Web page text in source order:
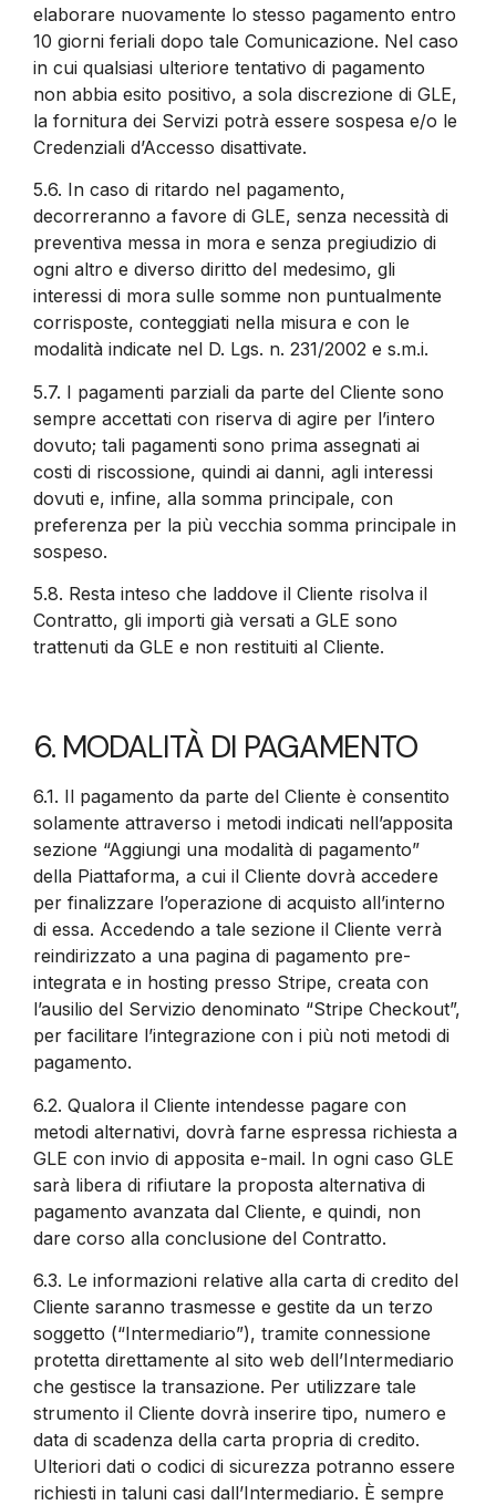
elaborare nuovamente lo stesso pagamento entro
10 giorni feriali dopo tale Comunicazione. Nel caso
in cui qualsiasi ulteriore tentativo di pagamento
non abbia esito positivo, a sola discrezione di GLE,
la fornitura dei Servizi potrà essere sospesa e/o le
Credenziali d’Accesso disattivate.
5.6. In caso di ritardo nel pagamento,
decorreranno a favore di GLE, senza necessità di
preventiva messa in mora e senza pregiudizio di
ogni altro e diverso diritto del medesimo, gli
interessi di mora sulle somme non puntualmente
corrisposte, conteggiati nella misura e con le
modalità indicate nel D. Lgs. n. 231/2002 e s.m.i.
5.7. I pagamenti parziali da parte del Cliente sono
sempre accettati con riserva di agire per l’intero
dovuto; tali pagamenti sono prima assegnati ai
costi di riscossione, quindi ai danni, agli interessi
dovuti e, infine, alla somma principale, con
preferenza per la più vecchia somma principale in
sospeso.
5.8. Resta inteso che laddove il Cliente risolva il
Contratto, gli importi già versati a GLE sono
trattenuti da GLE e non restituiti al Cliente.
6. MODALITÀ DI PAGAMENTO
6.1. Il pagamento da parte del Cliente è consentito
solamente attraverso i metodi indicati nell’apposita
sezione “Aggiungi una modalità di pagamento”
della Piattaforma, a cui il Cliente dovrà accedere
per finalizzare l’operazione di acquisto all’interno
di essa. Accedendo a tale sezione il Cliente verrà
reindirizzato a una pagina di pagamento pre-
integrata e in hosting presso Stripe, creata con
l’ausilio del Servizio denominato “Stripe Checkout”,
per facilitare l’integrazione con i più noti metodi di
pagamento.
6.2. Qualora il Cliente intendesse pagare con
metodi alternativi, dovrà farne espressa richiesta a
GLE con invio di apposita e-mail. In ogni caso GLE
sarà libera di rifiutare la proposta alternativa di
pagamento avanzata dal Cliente, e quindi, non
dare corso alla conclusione del Contratto.
6.3. Le informazioni relative alla carta di credito del
Cliente saranno trasmesse e gestite da un terzo
soggetto (“Intermediario”), tramite connessione
protetta direttamente al sito web dell’Intermediario
che gestisce la transazione. Per utilizzare tale
strumento il Cliente dovrà inserire tipo, numero e
data di scadenza della carta propria di credito.
Ulteriori dati o codici di sicurezza potranno essere
richiesti in taluni casi dall’Intermediario. È sempre